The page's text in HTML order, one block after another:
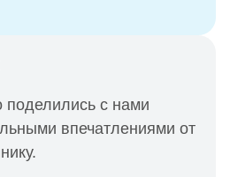
поделились с нами
впечатлениями от